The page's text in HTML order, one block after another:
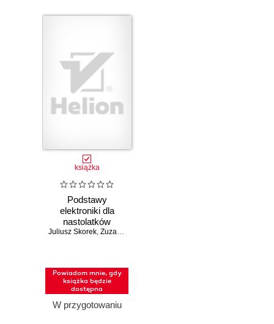
książka
Podstawy
elektroniki dla
nastolatków
Juliusz Skorek, Zuzanna Skorek
Powiadom mnie, gdy
książka będzie
dostępna
W przygotowaniu